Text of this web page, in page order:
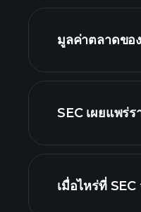
มูลค่าตลาดขอ
SEC เผยแพร่ร
เมื่อไหร่ที่